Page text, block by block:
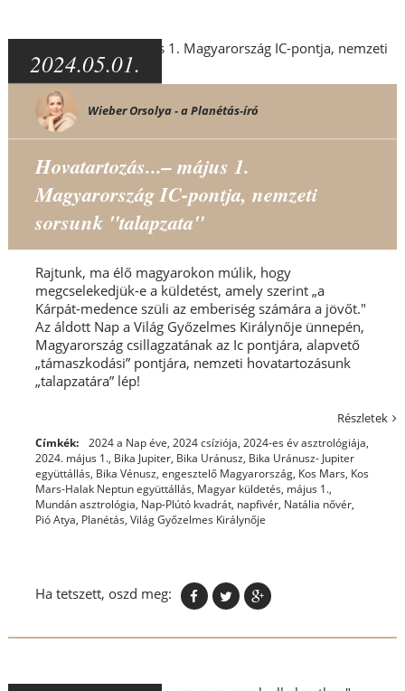
2024.05.01.
Wieber Orsolya - a Planétás-író
Hovatartozás...– május 1.
Magyarország IC-pontja, nemzeti
sorsunk "talapzata"
Rajtunk, ma élő magyarokon múlik, hogy
megcselekedjük-e a küldetést, amely szerint „a
Kárpát-medence szüli az emberiség számára a jövőt."
Az áldott Nap a Világ Győzelmes Királynője ünnepén,
Magyarország csillagzatának az Ic pontjára, alapvető
„támaszkodási” pontjára, nemzeti hovatartozásunk
„talapzatára” lép!
Részletek
Címkék: 2024 a Nap éve, 2024 csíziója, 2024-es év asztrológiája,
2024. május 1., Bika Jupiter, Bika Uránusz, Bika Uránusz- Jupiter
együttállás, Bika Vénusz, engesztelő Magyarország, Kos Mars, Kos
Mars-Halak Neptun együttállás, Magyar küldetés, május 1.,
Mundán asztrológia, Nap-Plútó kvadrát, napfivér, Natália nővér,
Pió Atya, Planétás, Világ Győzelmes Királynője
Ha tetszett, oszd meg: